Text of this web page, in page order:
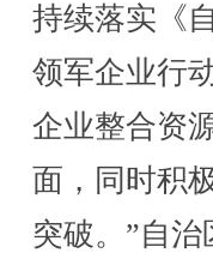
持续落实《
领军企业行
企业整合资
面，同时积
突破。”自